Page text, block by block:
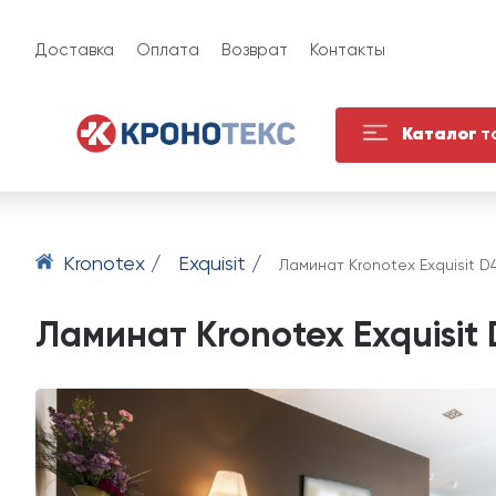
Доставка Оплата Возврат Контакты
Каталог
Kronotex / Exquisit / Ламинат Kronotex Exquisit
Ламинат Kronotex Exquisit